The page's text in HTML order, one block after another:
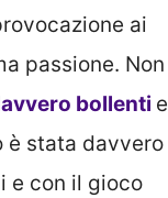
ai
passione. Non
bollenti e
è stata davvero
e con il gioco